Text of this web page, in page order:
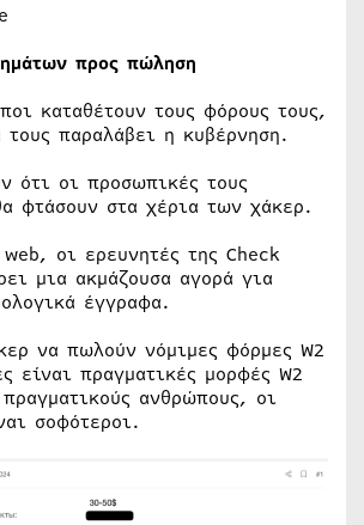
προς πώληση
καταθέτουν τους φόρους τους,
τους παραλάβει η κυβέρνηση.
ότι οι προσωπικές τους
φτάσουν στα χέρια των χάκερ.
οι ερευνητές της Check
μια ακμάζουσα αγορά για
έγγραφα.
να πωλούν νόμιμες φόρμες W2
είναι πραγματικές μορφές W2
ανθρώπους, οι
σοφότεροι.